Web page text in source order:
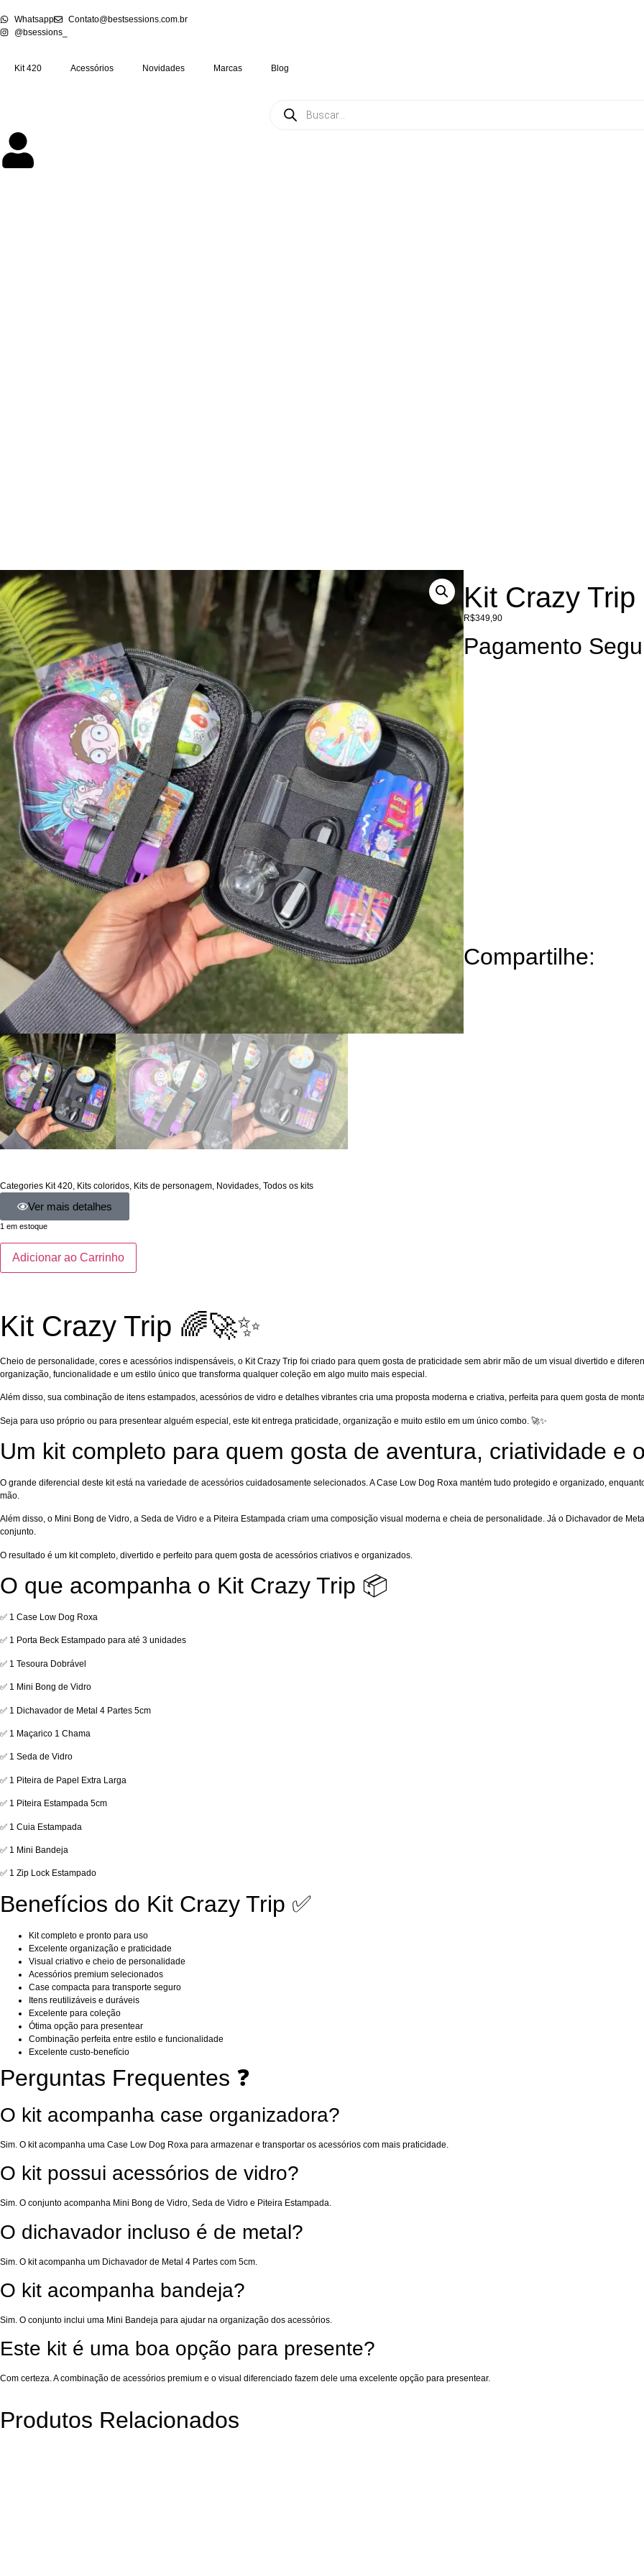
Whatsapp
Contato@bestsessions.com.br
@bsessions_
Kit 420 Acessórios Novidades Marcas Blog
Kit Crazy Trip
R$349,90
Pagamento
Compartilhe:
Categories Kit 420, Kits coloridos, Kits de personagem, Novidades, Todos os kits
Ver mais detalhes
1 em estoque
Adicionar ao Carrinho
Kit Crazy Trip 🌈🚀✨
Cheio de personalidade, cores e acessórios indispensáveis, o Kit Crazy Trip foi criado para quem gosta de praticidade sem abrir mão de um visual divertido e
organização, funcionalidade e um estilo único que transforma qualquer coleção em algo muito mais especial.
Além disso, sua combinação de itens estampados, acessórios de vidro e detalhes vibrantes cria uma proposta moderna e criativa, perfeita para quem gosta de
Seja para uso próprio ou para presentear alguém especial, este kit entrega praticidade, organização e muito estilo em um único combo. 🚀✨
Um kit completo para quem gosta de aventura, criatividade e
O grande diferencial deste kit está na variedade de acessórios cuidadosamente selecionados. A Case Low Dog Roxa mantém tudo protegido e organizado,
mão.
Além disso, o Mini Bong de Vidro, a Seda de Vidro e a Piteira Estampada criam uma composição visual moderna e cheia de personalidade. Já o Dichavador de
conjunto.
O resultado é um kit completo, divertido e perfeito para quem gosta de acessórios criativos e organizados.
O que acompanha o Kit Crazy Trip 📦
✅ 1 Case Low Dog Roxa
✅ 1 Porta Beck Estampado para até 3 unidades
✅ 1 Tesoura Dobrável
✅ 1 Mini Bong de Vidro
✅ 1 Dichavador de Metal 4 Partes 5cm
✅ 1 Maçarico 1 Chama
✅ 1 Seda de Vidro
✅ 1 Piteira de Papel Extra Larga
✅ 1 Piteira Estampada 5cm
✅ 1 Cuia Estampada
✅ 1 Mini Bandeja
✅ 1 Zip Lock Estampado
Benefícios do Kit Crazy Trip ✅
Kit completo e pronto para uso
Excelente organização e praticidade
Visual criativo e cheio de personalidade
Acessórios premium selecionados
Case compacta para transporte seguro
Itens reutilizáveis e duráveis
Excelente para coleção
Ótima opção para presentear
Combinação perfeita entre estilo e funcionalidade
Excelente custo-benefício
Perguntas Frequentes ❓
O kit acompanha case organizadora?
Sim. O kit acompanha uma Case Low Dog Roxa para armazenar e transportar os acessórios com mais praticidade.
O kit possui acessórios de vidro?
Sim. O conjunto acompanha Mini Bong de Vidro, Seda de Vidro e Piteira Estampada.
O dichavador incluso é de metal?
Sim. O kit acompanha um Dichavador de Metal 4 Partes com 5cm.
O kit acompanha bandeja?
Sim. O conjunto inclui uma Mini Bandeja para ajudar na organização dos acessórios.
Este kit é uma boa opção para presente?
Com certeza. A combinação de acessórios premium e o visual diferenciado fazem dele uma excelente opção para presentear.
Produtos Relacionados